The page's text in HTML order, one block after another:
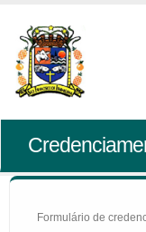
Formulário de